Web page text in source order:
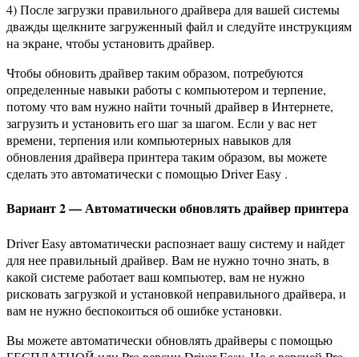
4) После загрузки правильного драйвера для вашей системы
дважды щелкните загруженный файл и следуйте инструкциям
на экране, чтобы установить драйвер.
Чтобы обновить драйвер таким образом, потребуются
определенные навыки работы с компьютером и терпение,
потому что вам нужно найти точный драйвер в Интернете,
загрузить и установить его шаг за шагом. Если у вас нет
времени, терпения или компьютерных навыков для
обновления драйвера принтера таким образом, вы можете
сделать это автоматически с помощью Driver Easy .
Вариант 2 — Автоматически обновлять драйвер принтера
Driver Easy автоматически распознает вашу систему и найдет
для нее правильный драйвер. Вам не нужно точно знать, в
какой системе работает ваш компьютер, вам не нужно
рисковать загрузкой и установкой неправильного драйвера, и
вам не нужно беспокоиться об ошибке установки.
Вы можете автоматически обновлять драйверы с помощью